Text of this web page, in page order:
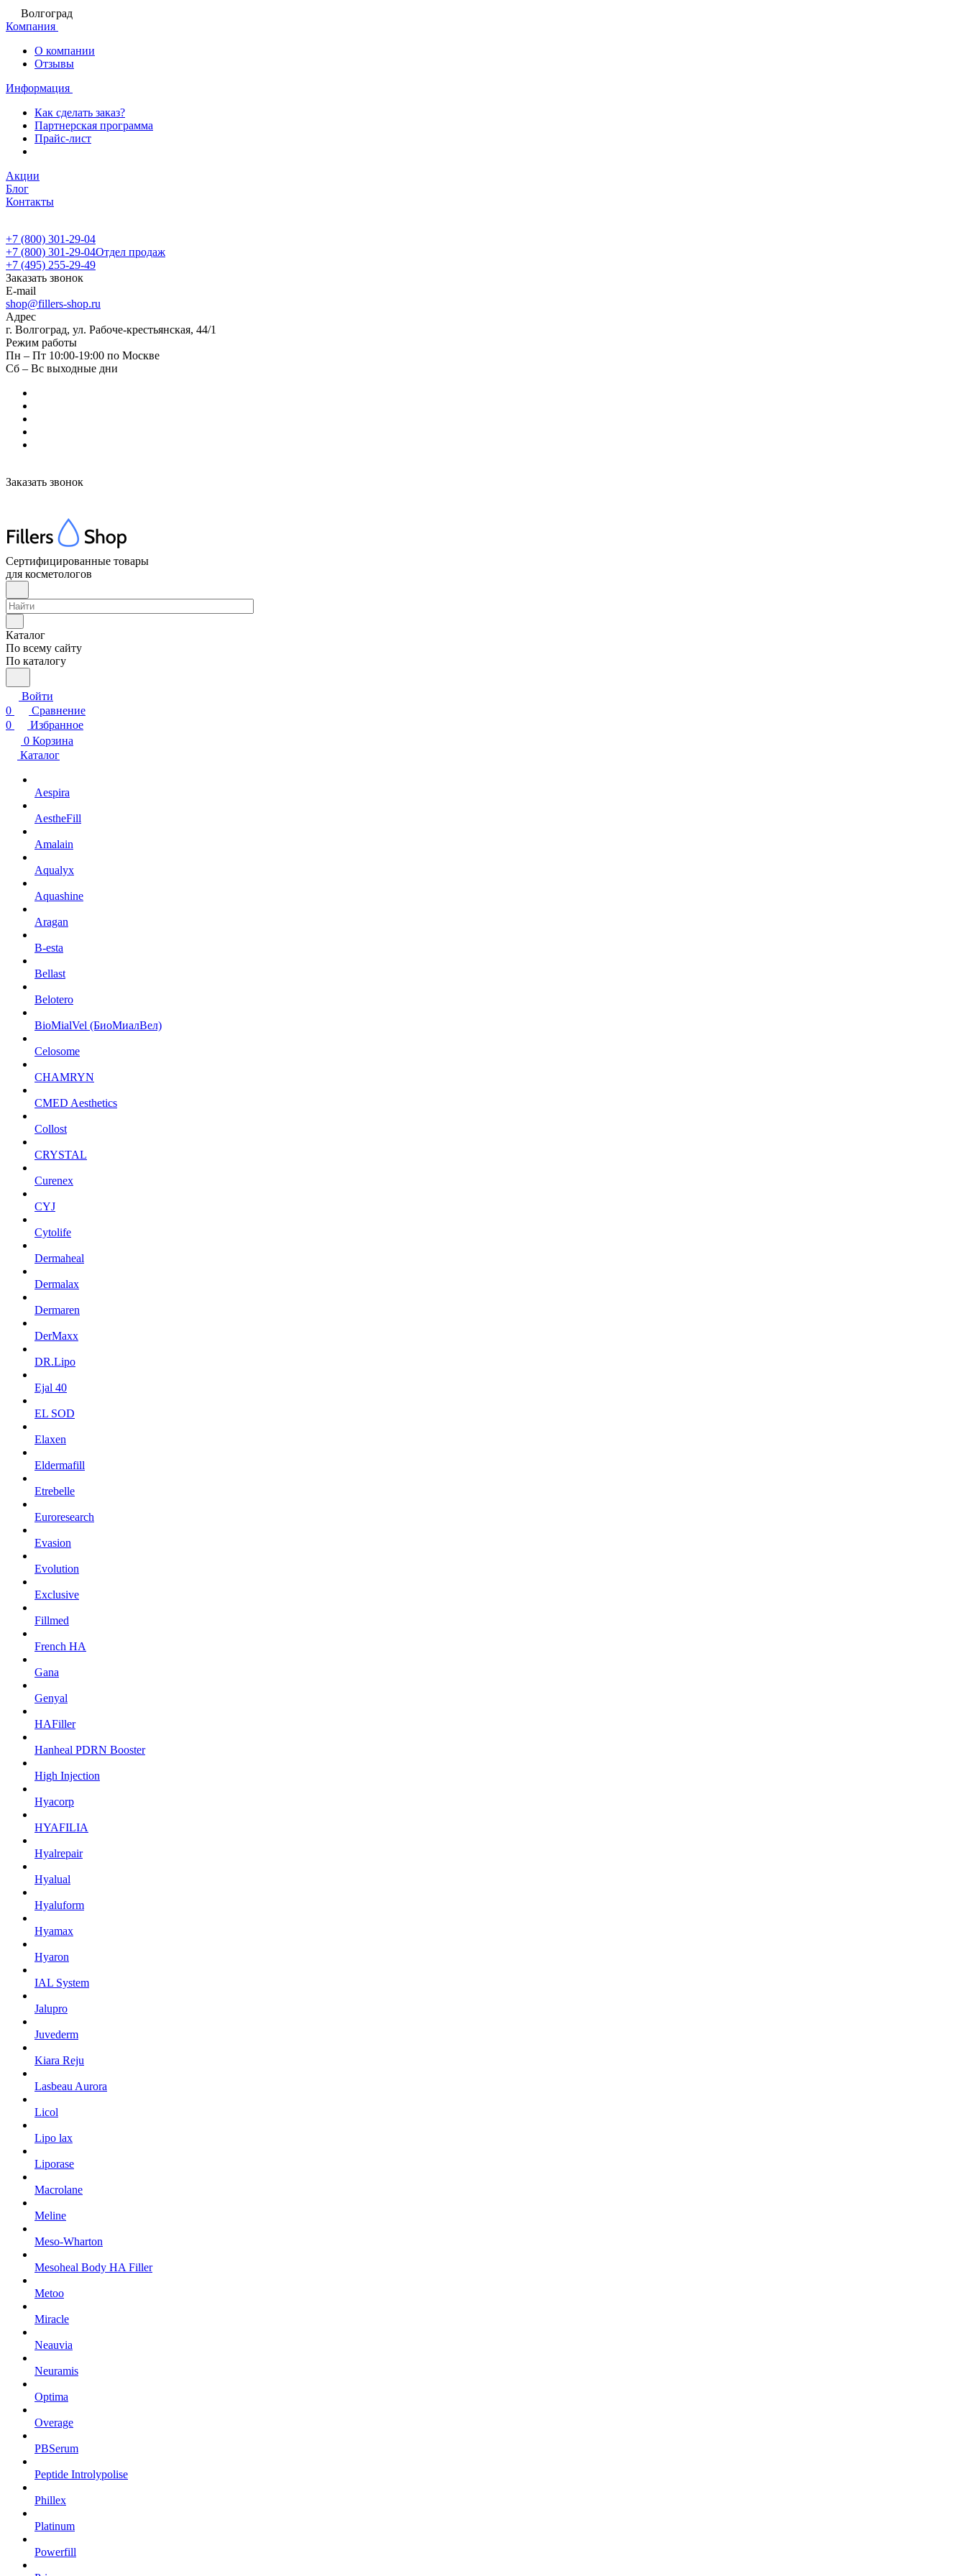
Волгоград
Компания
О компании
Отзывы
Информация
Как сделать заказ?
Партнерская программа
Прайс-лист
Акции
Блог
Контакты
+7 (800) 301-29-04
+7 (800) 301-29-04Отдел продаж
+7 (495) 255-29-49
Заказать звонок
E-mail
shop@fillers-shop.ru
Адрес
г. Волгоград, ул. Рабоче-крестьянская, 44/1
Режим работы
Пн – Пт 10:00-19:00 по Москве
Сб – Вс выходные дни
Заказать звонок
Сертифицированные товары
для косметологов
Каталог
По всему сайту
По каталогу
Войти
0
Сравнение
0
Избранное
0 Корзина
Каталог
Aespira
AestheFill
Amalain
Aqualyx
Aquashine
Aragan
B-esta
Bellast
Belotero
BioMialVel (БиоМиалВел)
Celosome
CHAMRYN
CMED Aesthetics
Collost
CRYSTAL
Curenex
CYJ
Cytolife
Dermaheal
Dermalax
Dermaren
DerMaxx
DR.Lipo
Ejal 40
EL SOD
Elaxen
Eldermafill
Etrebelle
Euroresearch
Evasion
Evolution
Exclusive
Fillmed
French HA
Gana
Genyal
HAFiller
Hanheal PDRN Booster
High Injection
Hyacorp
HYAFILIA
Hyalrepair
Hyalual
Hyaluform
Hyamax
Hyaron
IAL System
Jalupro
Juvederm
Kiara Reju
Lasbeau Aurora
Licol
Lipo lax
Liporase
Macrolane
Meline
Meso-Wharton
Mesoheal Body HA Filler
Metoo
Miracle
Neauvia
Neuramis
Optima
Overage
PBSerum
Peptide Introlypolise
Phillex
Platinum
Powerfill